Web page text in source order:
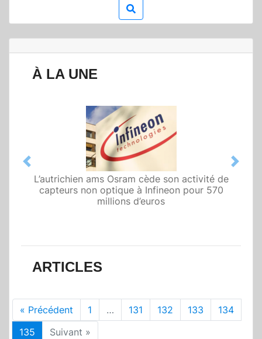
À LA UNE
L’autrichien ams Osram cède son activité de
capteurs non optique à Infineon pour 570
millions d’euros
Previous Next
ARTICLES
« Précédent 1 … 131 132 133
134
135
Suivant »